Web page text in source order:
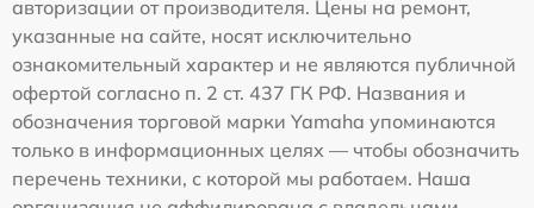
авторизации от производителя. Цены на ремонт,
указанные на сайте, носят исключительно
ознакомительный характер и не являются публичной
офертой согласно п. 2 ст. 437 ГК РФ. Названия и
обозначения торговой марки Yamaha упоминаются
только в информационных целях — чтобы обозначить
перечень техники, с которой мы работаем. Наша